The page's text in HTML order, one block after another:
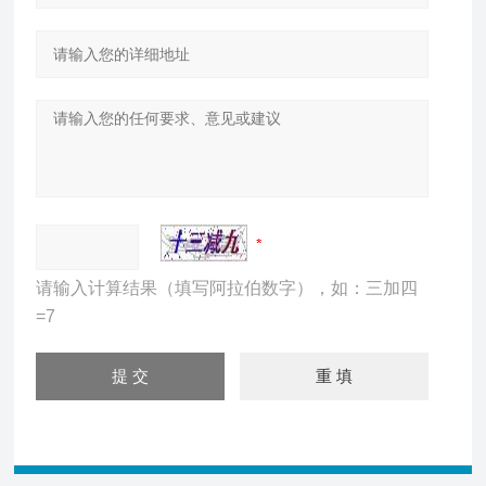
请输入计算结果（填写阿拉伯数字），如：三加四
=7